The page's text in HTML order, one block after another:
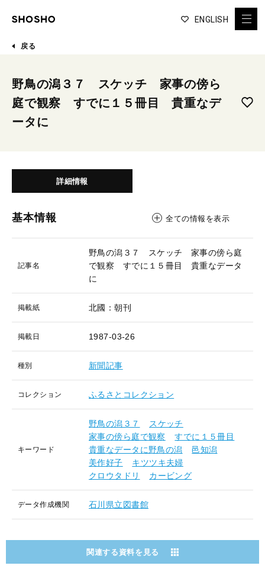
ENGLISH
戻る
野鳥の潟３７ スケッチ 家事の傍ら
庭で観察 すでに１５冊目 貴重なデ
ータに
詳細情報
基本情報 全ての情報を表示
記事名
野鳥の潟３７ スケッチ 家事の傍ら庭
で観察 すでに１５冊目 貴重なデータ
に
掲載紙 北國：朝刊
掲載日 1987-03-26
種別 新聞記事
コレクション ふるさとコレクション
キーワード
野鳥の潟３７
スケッチ
家事の傍ら庭で観察
すでに１５冊目
貴重なデータに野鳥の潟
邑知潟
美作好子
キツツキ夫婦
クロウタドリ
カービング
データ作成機関 石川県立図書館
関連する資料を見る